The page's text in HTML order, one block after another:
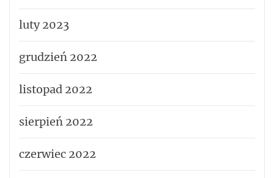
luty 2023
grudzień 2022
listopad 2022
sierpień 2022
czerwiec 2022